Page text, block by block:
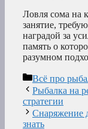
Ловля сома на
занятие,
наградой за
память о
разумном
Рубрики
Всё про
Рыбалка на
стратегии
Снаряжение
знать